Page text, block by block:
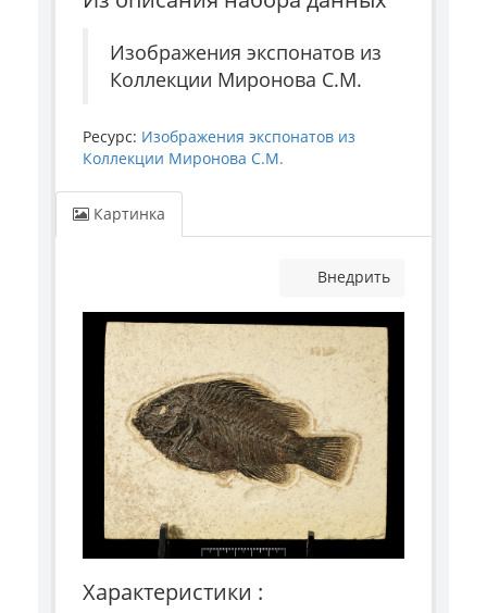
Изображения экспонатов из
Коллекции Миронова С.М.
Ресурс: Изображения экспонатов из
Коллекции Миронова С.М.
Картинка
Внедрить
Характеристики :